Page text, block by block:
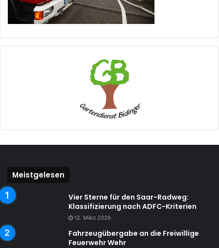
Meistgelesen
Vier Sterne für den Saar-Radweg:
Klassifizierung nach ADFC-Kriterien
12. März 2026
Fahrzeugübergabe an die Freiwillige
Feuerwehr Wehr